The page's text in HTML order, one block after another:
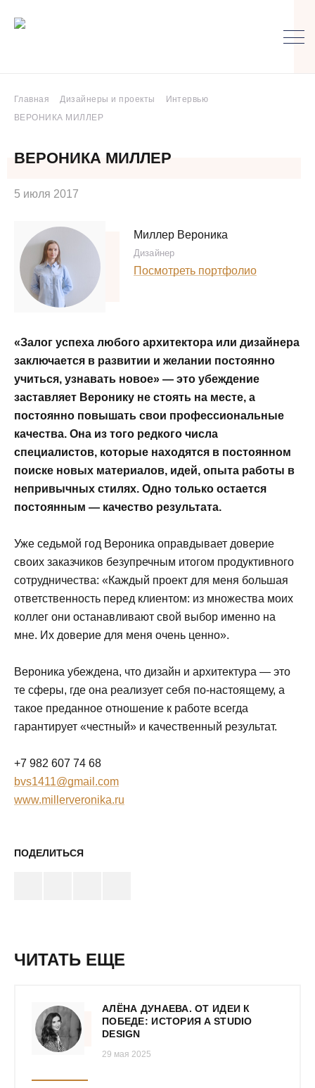
Главная Дизайнеры и проекты
Интервью
ВЕРОНИКА МИЛЛЕР
ВЕРОНИКА МИЛЛЕР
5 июля 2017
Миллер Вероника
Дизайнер
Посмотреть портфолио
«Залог успеха любого архитектора или дизайнера
заключается в развитии и желании постоянно
учиться, узнавать новое» — это убеждение
заставляет Веронику не стоять на месте, а
постоянно повышать свои профессиональные
качества. Она из того редкого числа
специалистов, которые находятся в постоянном
поиске новых материалов, идей, опыта работы в
непривычных стилях. Одно только остается
постоянным — качество результата.
Уже седьмой год Вероника оправдывает доверие
своих заказчиков безупречным итогом продуктивного
сотрудничества: «Каждый проект для меня большая
ответственность перед клиентом: из множества моих
коллег они останавливают свой выбор именно на
мне. Их доверие для меня очень ценно».
Вероника убеждена, что дизайн и архитектура — это
те сферы, где она реализует себя по-настоящему, а
такое преданное отношение к работе всегда
гарантирует «честный» и качественный результат.
+7 982 607 74 68
bvs1411@gmail.com
www.millerveronika.ru
ПОДЕЛИТЬСЯ
ЧИТАТЬ ЕЩЕ
АЛЁНА ДУНАЕВА. ОТ ИДЕИ К
ПОБЕДЕ: ИСТОРИЯ A STUDIO
DESIGN
29 мая 2025